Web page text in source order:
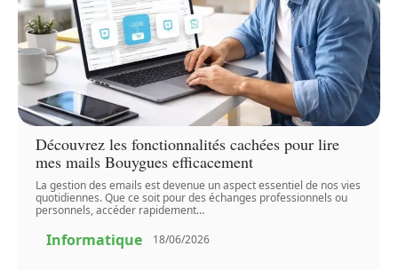
Découvrez les fonctionnalités cachées pour lire
mes mails Bouygues efficacement
La gestion des emails est devenue un aspect essentiel de nos vies
quotidiennes. Que ce soit pour des échanges professionnels ou
personnels, accéder rapidement…
Informatique 18/06/2026